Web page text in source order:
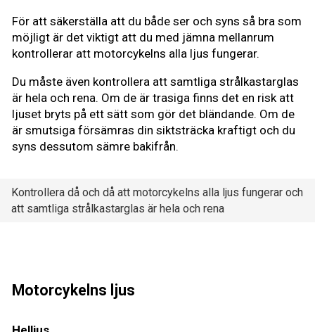
För att säkerställa att du både ser och syns så bra som
möjligt är det viktigt att du med jämna mellanrum
kontrollerar att motorcykelns alla ljus fungerar.
Du måste även kontrollera att samtliga strålkastarglas
är hela och rena. Om de är trasiga finns det en risk att
ljuset bryts på ett sätt som gör det bländande. Om de
är smutsiga försämras din siktsträcka kraftigt och du
syns dessutom sämre bakifrån.
Kontrollera då och då att motorcykelns alla ljus fungerar och
att samtliga strålkastarglas är hela och rena
Motorcykelns ljus